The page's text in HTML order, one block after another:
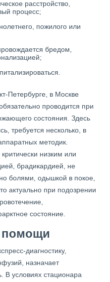
расстройство,
процесс;
пожилого или
бредом,
Петербурге, в Москве
проводится при
состояния. Здесь
требуется несколько, в
методик.
низким или
брадикардией, не
болями, одышкой в покое,
актуально при подозрении
состояние.
помощи
диагностику,
назначает
В условиях стационара